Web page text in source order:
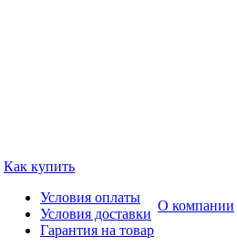
Как купить
Условия оплаты
Условия доставки
Гарантия на товар
О компании